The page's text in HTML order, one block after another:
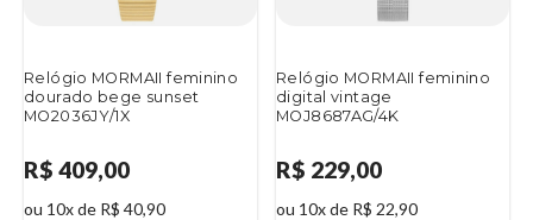
Relógio MORMAII feminino
dourado bege sunset
MO2036JY/1X
R$ 409,00
ou 10x de R$ 40,90
Relógio MORMAII feminino
digital vintage
MOJ8687AG/4K
R$ 229,00
ou 10x de R$ 22,90